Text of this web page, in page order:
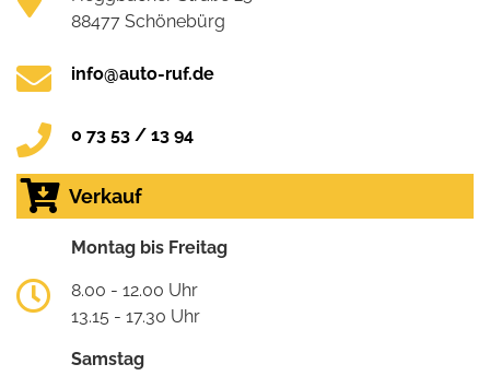
88477 Schönebürg
info@auto-ruf.de
0 73 53 / 13 94
Verkauf
Montag bis Freitag
8.00 - 12.00 Uhr
13.15 - 17.30 Uhr
Samstag